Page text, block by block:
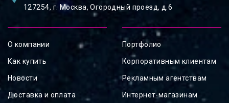
127254, ⁠г. Москва, Огородный проезд, д.6
О компании
Как купить
Новости
Доставка и оплата
Портфолио
Корпоративным клиентам
Рекламным агентствам
Интернет-магазинам